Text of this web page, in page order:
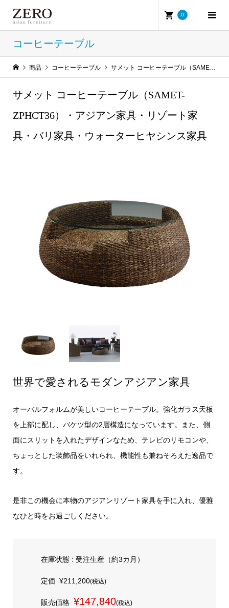
0
コーヒーテーブル
商品 コーヒーテーブル サメット コーヒーテーブル（SAMET-ZPHCT36）・アジアン家具・リゾート家具・バリ家具・ウォーターヒヤシンス家具
サメット コーヒーテーブル（SAMET-
ZPHCT36）・アジアン家具・リゾート家
具・バリ家具・ウォーターヒヤシンス家具
世界で愛されるモダンアジアン家具
オーバルフォルムが美しいコーヒーテーブル。強化ガラス天板
を上部に配し、バケツ型の2層構造になっています。また、側
面にスリットを入れたデザインなため、テレビのリモコンや、
ちょっとした装飾品をいれられ、機能性も兼ねそろえた逸品で
す。
是非この機会に本物のアジアンリゾート家具を手に入れ、優雅
なひと時をお過ごしください。
在庫状態 : 受注生産（約3カ月）
定価 ¥211,200(税込)
販売価格 ¥147,840(税込)